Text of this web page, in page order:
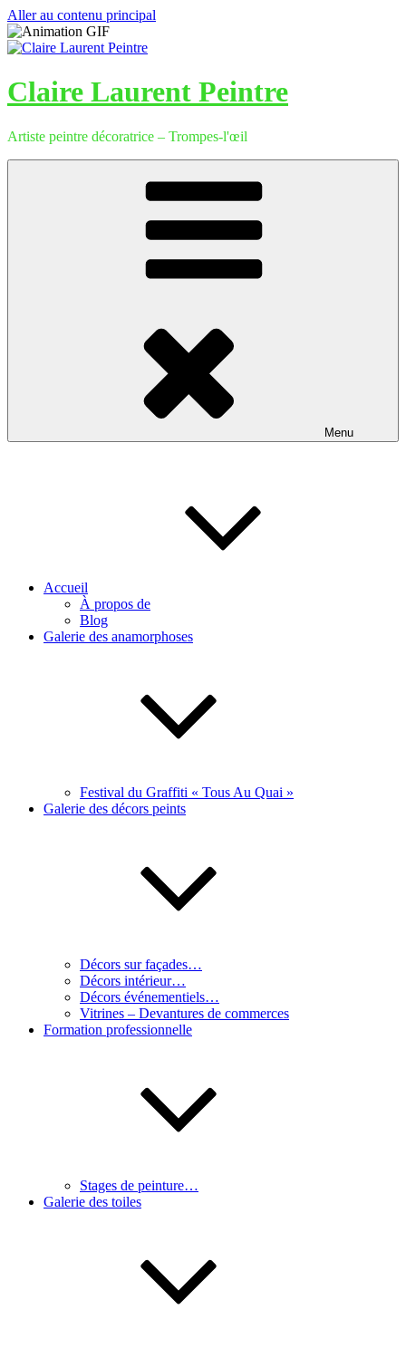
Aller au contenu principal
Claire Laurent Peintre
Artiste peintre décoratrice – Trompes-l'œil
Menu
Accueil
À propos de
Blog
Galerie des anamorphoses
Festival du Graffiti « Tous Au Quai »
Galerie des décors peints
Décors sur façades…
Décors intérieur…
Décors événementiels…
Vitrines – Devantures de commerces
Formation professionnelle
Stages de peinture…
Galerie des toiles